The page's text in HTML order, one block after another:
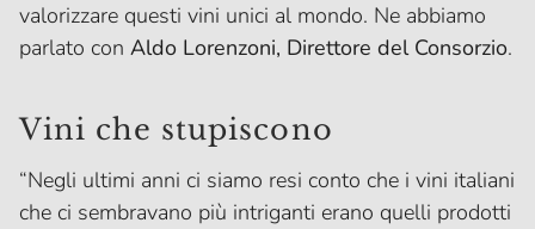
valorizzare questi vini unici al mondo. Ne abbiamo
parlato con Aldo Lorenzoni, Direttore del Consorzio.
Vini che stupiscono
“Negli ultimi anni ci siamo resi conto che i vini italiani
che ci sembravano più intriganti erano quelli prodotti